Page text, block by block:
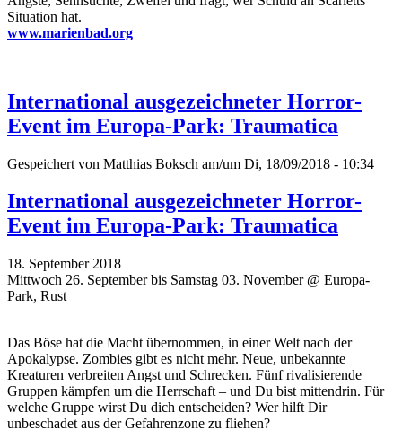
Situation hat.
www.marienbad.org
International ausgezeichneter Horror-
Event im Europa-Park: Traumatica
Gespeichert von Matthias Boksch am/um Di, 18/09/2018 - 10:34
International ausgezeichneter Horror-
Event im Europa-Park: Traumatica
18. September 2018
Mittwoch 26. September bis Samstag 03. November @ Europa-
Park, Rust
Das Böse hat die Macht übernommen, in einer Welt nach der
Apokalypse. Zombies gibt es nicht mehr. Neue, unbekannte
Kreaturen verbreiten Angst und Schrecken. Fünf rivalisierende
Gruppen kämpfen um die Herrschaft – und Du bist mittendrin. Für
welche Gruppe wirst Du dich entscheiden? Wer hilft Dir
unbeschadet aus der Gefahrenzone zu fliehen?